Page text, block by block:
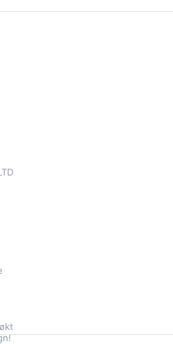
anmeldelser for dette produktet